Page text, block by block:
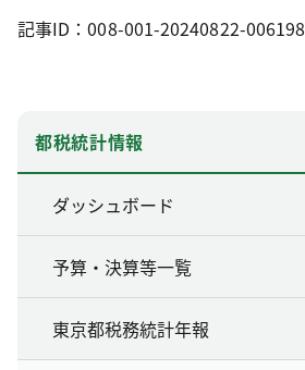
記事ID：008-001-20240822-006198
都税統計情報
ダッシュボード
予算・決算等一覧
東京都税務統計年報